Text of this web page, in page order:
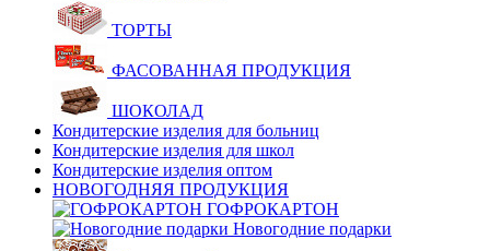
ТОРТЫ
ФАСОВАННАЯ ПРОДУКЦИЯ
ШОКОЛАД
Кондитерские изделия для больниц
Кондитерские изделия для школ
Кондитерские изделия оптом
НОВОГОДНЯЯ ПРОДУКЦИЯ
ГОФРОКАРТОН
Новогодние подарки